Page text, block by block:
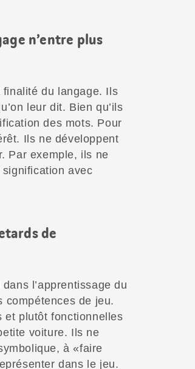
n’entre plus
finalité du langage. Ils
leur dit. Bien qu’ils
des mots. Pour
Ils ne développent
Par exemple, ils ne
avec
de
l’apprentissage du
compétences de jeu.
et plutôt fonctionnelles
voiture. Ils ne
à «faire
dans le jeu.